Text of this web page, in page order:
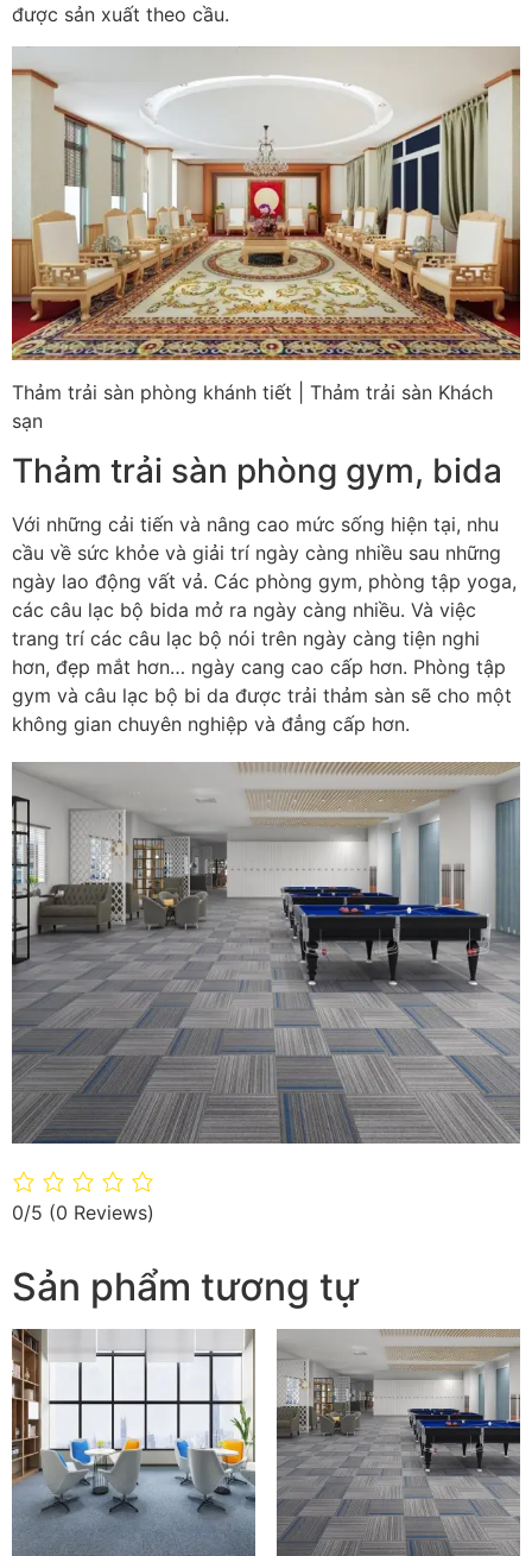
được sản xuất theo cầu.
Thảm trải sàn phòng khánh tiết | Thảm trải sàn Khách
sạn
Thảm trải sàn phòng gym, bida
Với những cải tiến và nâng cao mức sống hiện tại, nhu
cầu về sức khỏe và giải trí ngày càng nhiều sau những
ngày lao động vất vả. Các phòng gym, phòng tập yoga,
các câu lạc bộ bida mở ra ngày càng nhiều. Và việc
trang trí các câu lạc bộ nói trên ngày càng tiện nghi
hơn, đẹp mắt hơn… ngày cang cao cấp hơn. Phòng tập
gym và câu lạc bộ bi da được trải thảm sàn sẽ cho một
không gian chuyên nghiệp và đẳng cấp hơn.
0/5 (0 Reviews)
Sản phẩm tương tự